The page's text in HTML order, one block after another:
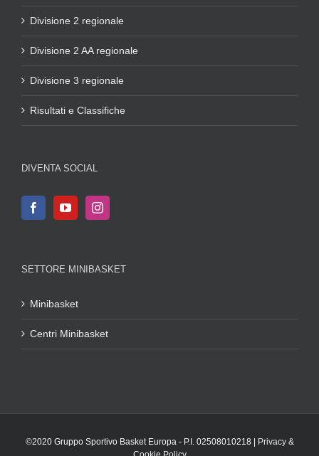
Divisione 2 regionale
Divisione 2 AA regionale
Divisione 3 regionale
Risultati e Classifiche
DIVENTA SOCIAL
SETTORE MINIBASKET
Minibasket
Centri Minibasket
©2020 Gruppo Sportivo Basket Europa - P.I. 02508010218 |
Privacy &